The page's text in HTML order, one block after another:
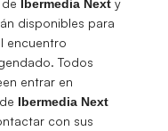
Ibermedia Next
disponibles para
encuentro
Todos
entrar en
Ibermedia Next
con sus